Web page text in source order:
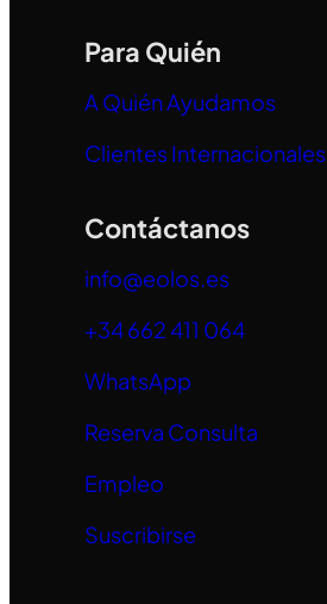
Para Quién
A Quién Ayudamos
Clientes Internacionales
Contáctanos
info@eolos.es
+34 662 411 064
WhatsApp
Reserva Consulta
Empleo
Suscribirse